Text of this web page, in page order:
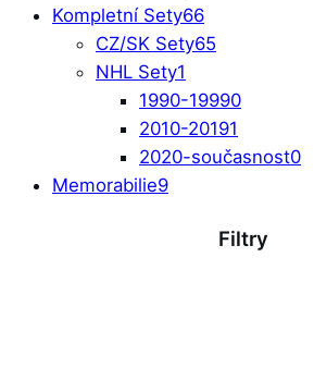
Kompletní Sety66
CZ/SK Sety65
NHL Sety1
1990-19990
2010-20191
2020-současnost0
Memorabilie9
Filtry